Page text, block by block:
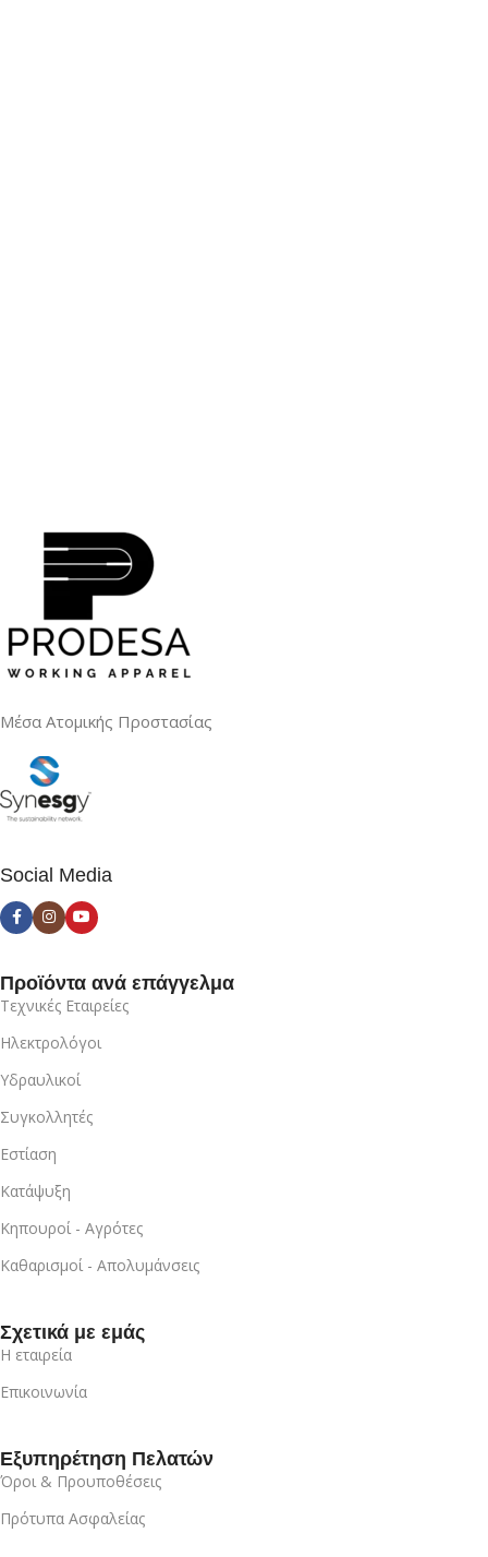
Μέσα Ατομικής Προστασίας
Social Media
Προϊόντα ανά επάγγελμα
Τεχνικές Εταιρείες
Ηλεκτρολόγοι
Υδραυλικοί
Συγκολλητές
Εστίαση
Κατάψυξη
Κηπουροί - Αγρότες
Καθαρισμοί - Απολυμάνσεις
Σχετικά με εμάς
Η εταιρεία
Επικοινωνία
Εξυπηρέτηση Πελατών
Όροι & Προυποθέσεις
Πρότυπα Ασφαλείας